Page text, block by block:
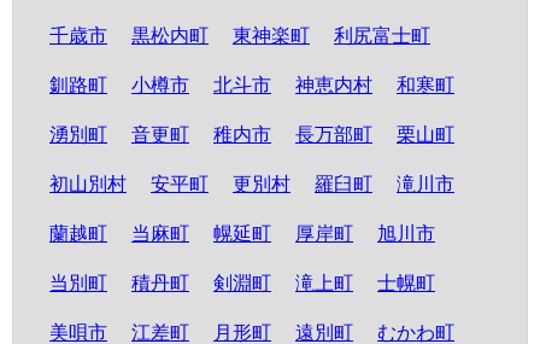
千歳市 黒松内町 東神楽町 利尻富士町
釧路町 小樽市 北斗市 神恵内村 和寒町
湧別町 音更町 稚内市 長万部町 栗山町
初山別村 安平町 更別村 羅臼町 滝川市
蘭越町 当麻町 幌延町 厚岸町 旭川市
当別町 積丹町 剣淵町 滝上町 士幌町
美唄市 江差町 月形町 遠別町 むかわ町